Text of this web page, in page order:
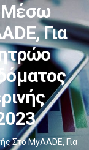
Μέσω
Για
Στο MyAADE, Για